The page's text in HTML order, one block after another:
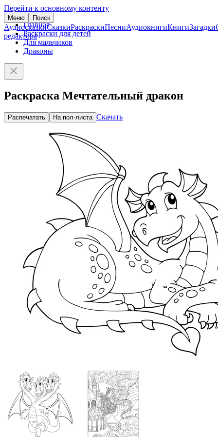
Перейти к основному контенту
Меню Поиск
АудиосказкиСказкиРаскраскиПесниАудиокнигиКнигиЗагадки
редактора
Главная
Раскраски для детей
Для мальчиков
Драконы
Раскраска Мечтательный дракон
Распечатать На пол-листа Скачать